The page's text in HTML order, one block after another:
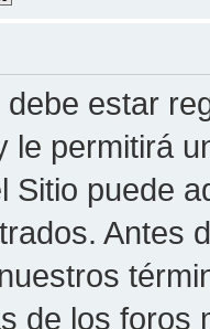
estar
le permitirá
Sitio puede
Antes
de los foros